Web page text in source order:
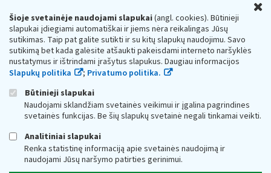
Šioje svetainėje naudojami slapukai(angl. cookies). Būtinieji
slapukai įdiegiami automatiškai ir jiems nėra reikalingas Jūsų
sutikimas. Taip pat galite sutikti ir su kitų slapukų naudojimu. Savo
sutikimą bet kada galėsite atšaukti pakeisdami interneto naršyklės
nustatymus ir ištrindami įrašytus slapukus. Daugiau informacijos
Slapukų politika
; Privatumo politika.
Būtinieji slapukai
Naudojami sklandžiam svetainės veikimui ir įgalina pagrindines
svetainės funkcijas. Be šių slapukų svetainė negali tinkamai veikti.
Analitiniai slapukai
Renka statistinę informaciją apie svetainės naudojimą ir
naudojami Jūsų naršymo patirties gerinimui.
Respublikos finansų ministerijos
Biudžetinė įstaiga. Juridinio asmens kodas — 188659752,
adresas: Vasario 16-osios g. 14, 01107 Vilnius, Lietuva, el.paštas:
vmi@vmi.lt, E. pristatymo dėžutės adresas 188659752
Duomenys apie Valstybinę mokesčių inspekciją prie Lietuvos
Respublikos finansų ministerijos kaupiami ir saugomi Juridinių